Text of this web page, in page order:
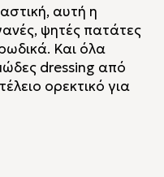
αυτή η
ψητές πατάτες
Και όλα
dressing από
ορεκτικό για